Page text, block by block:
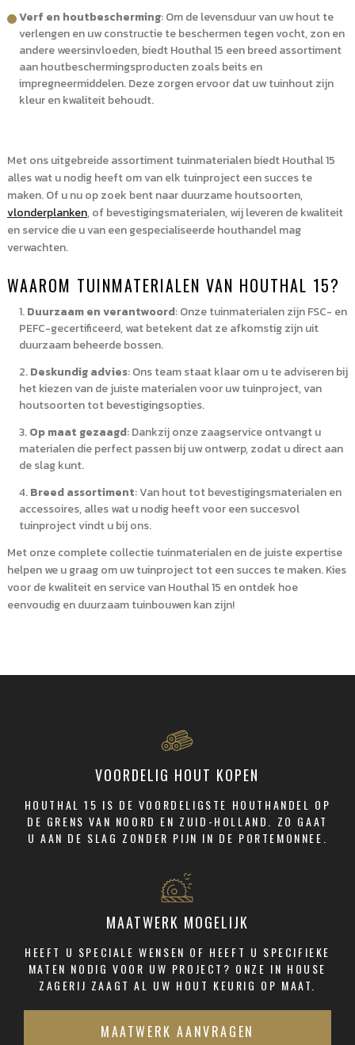
Verf en houtbescherming: Om de levensduur van uw hout te
verlengen en uw constructie te beschermen tegen vocht, zon en
andere weersinvloeden, biedt Houthal 15 een breed assortiment
aan houtbeschermingsproducten zoals beits en
impregneermiddelen. Deze zorgen ervoor dat uw tuinhout zijn
kleur en kwaliteit behoudt.
Met ons uitgebreide assortiment tuinmaterialen biedt Houthal 15
alles wat u nodig heeft om van elk tuinproject een succes te
maken. Of u nu op zoek bent naar duurzame houtsoorten,
vlonderplanken, of bevestigingsmaterialen, wij leveren de kwaliteit
en service die u van een gespecialiseerde houthandel mag
verwachten.
WAAROM TUINMATERIALEN VAN HOUTHAL 15?
Duurzaam en verantwoord: Onze tuinmaterialen zijn FSC- en
PEFC-gecertificeerd, wat betekent dat ze afkomstig zijn uit
duurzaam beheerde bossen.
Deskundig advies: Ons team staat klaar om u te adviseren bij
het kiezen van de juiste materialen voor uw tuinproject, van
houtsoorten tot bevestigingsopties.
Op maat gezaagd: Dankzij onze zaagservice ontvangt u
materialen die perfect passen bij uw ontwerp, zodat u direct aan
de slag kunt.
Breed assortiment: Van hout tot bevestigingsmaterialen en
accessoires, alles wat u nodig heeft voor een succesvol
tuinproject vindt u bij ons.
Met onze complete collectie tuinmaterialen en de juiste expertise
helpen we u graag om uw tuinproject tot een succes te maken. Kies
voor de kwaliteit en service van Houthal 15 en ontdek hoe
eenvoudig en duurzaam tuinbouwen kan zijn!
VOORDELIG HOUT KOPEN
HOUTHAL 15 IS DE VOORDELIGSTE HOUTHANDEL OP
DE GRENS VAN NOORD EN ZUID-HOLLAND. ZO GAAT
U AAN DE SLAG ZONDER PIJN IN DE PORTEMONNEE.
MAATWERK MOGELIJK
HEEFT U SPECIALE WENSEN OF HEEFT U SPECIFIEKE
MATEN NODIG VOOR UW PROJECT? ONZE IN HOUSE
ZAGERIJ ZAAGT AL UW HOUT KEURIG OP MAAT.
MAATWERK AANVRAGEN